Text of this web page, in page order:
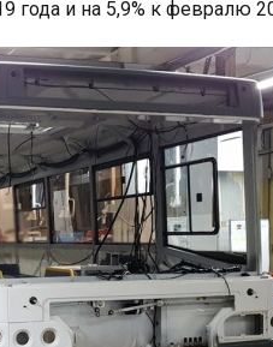
года и на 5,9% к февралю